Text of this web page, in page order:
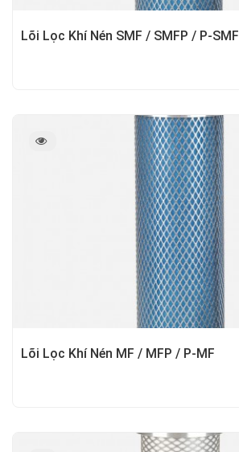
Lõi Lọc Khí Nén SMF / SMFP / P-SMF
Lõi Lọc Khí Nén MF / MFP / P-MF